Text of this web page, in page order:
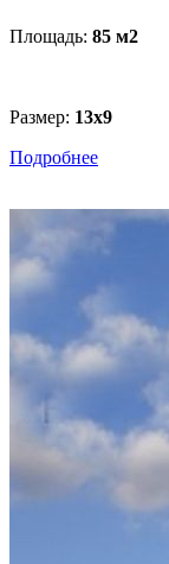
Площадь: 85 м2
Размер: 13x9
Подробнее